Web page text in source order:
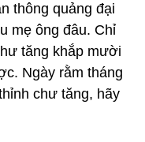
thông quảng đại
mẹ ông đâu. Chỉ
tăng khắp mười
Ngày rằm tháng
chư tăng, hãy